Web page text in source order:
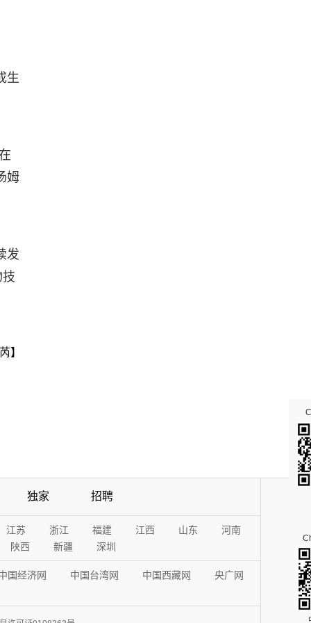
生
姆
发
】
独家 招聘
江苏 浙江 福建 江西 山东
河南
陕西 新疆 深圳
国经济网 中国台湾网 中国西藏网
央广网